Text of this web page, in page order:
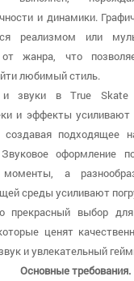
и динамики.
реализмом или
от жанра, что
любимый стиль.
звуки в True Skate
и эффекты усиливают
подходящее
оформление
а
среды усиливают
прекрасный выбор
ценят
и увлекательный
Основные требования.